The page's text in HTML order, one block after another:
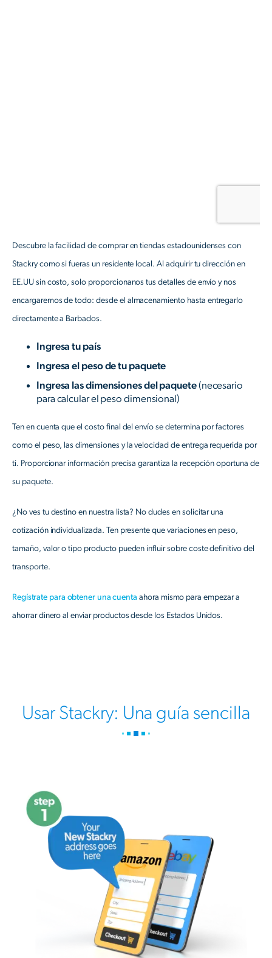
Descubre la facilidad de comprar en tiendas estadounidenses con
Stackry como si fueras un residente local. Al adquirir tu dirección en
EE.UU sin costo, solo proporcionanos tus detalles de envío y nos
encargaremos de todo: desde el almacenamiento hasta entregarlo
directamente a Barbados.
Ingresa tu país
Ingresa el peso de tu paquete
Ingresa las dimensiones del paquete(necesario
para calcular el peso dimensional)
Ten en cuenta que el costo final del envío se determina por factores
como el peso, las dimensiones y la velocidad de entrega requerida por
ti. Proporcionar información precisa garantiza la recepción oportuna de
su paquete.
¿No ves tu destino en nuestra lista? No dudes en solicitar una
cotización individualizada. Ten presente que variaciones en peso,
tamaño, valor o tipo producto pueden influir sobre coste definitivo del
transporte.
Regístrate para obtener una cuenta ahora mismo para empezar a
ahorrar dinero al enviar productos desde los Estados Unidos.
Usar Stackry: Una guía sencilla